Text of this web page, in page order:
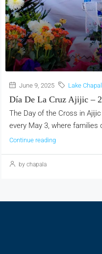
June 9, 2025 Lake
Día De La Cruz Ajijic –
The Day of the Cross in
every May 3, where families
Continue reading
by chapala